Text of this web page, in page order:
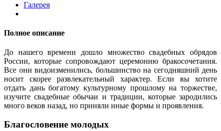
Галерея
Полное описание
До нашего времени дошло множество свадебных обрядов
России, которые сопровождают церемонию бракосочетания.
Все они видоизменились, большинство на сегодняшний день
носит скорее развлекательный характер. Если вы хотите
отдать дань богатому культурному прошлому на торжестве,
изучите свадебные обычаи и традиции, которые зародились
много веков назад, но приняли иные формы и проявления.
Благословение молодых